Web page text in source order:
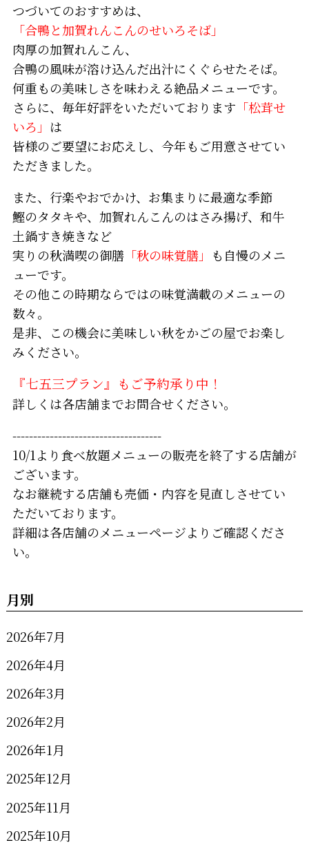
つづいてのおすすめは、
「合鴨と加賀れんこんのせいろそば」
肉厚の加賀れんこん、
合鴨の風味が溶け込んだ出汁にくぐらせたそば。
何重もの美味しさを味わえる絶品メニューです。
さらに、毎年好評をいただいております 「松茸せ
いろ」 は
皆様のご要望にお応えし、今年もご用意させてい
ただきました。
また、行楽やおでかけ、お集まりに最適な季節
鰹のタタキや、加賀れんこんのはさみ揚げ、和牛
土鍋すき焼きなど
実りの秋満喫の御膳 「秋の味覚膳」
も自慢のメニ
ューです。
その他この時期ならではの味覚満載のメニューの
数々。
是非、この機会に美味しい秋をかごの屋でお楽し
みください。
『七五三プラン』もご予約承り中！
詳しくは各店舗までお問合せください。
------------------------------------
10/1より食べ放題メニューの販売を終了する店舗が
ございます。
なお継続する店舗も売価・内容を見直しさせてい
ただいております。
詳細は各店舗のメニューページよりご確認くださ
い。
月別
2026年7月
2026年4月
2026年3月
2026年2月
2026年1月
2025年12月
2025年11月
2025年10月